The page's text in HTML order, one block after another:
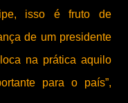
isso é fruto de
de um presidente
na prática aquilo
para o país”,